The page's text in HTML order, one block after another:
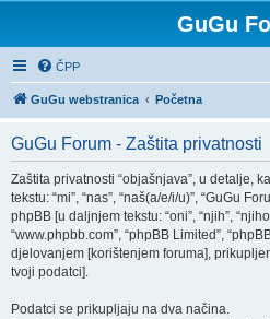
GuGu
ČPP
GuGu webstranica Početna
GuGu Forum - Zaštita privatnosti
Zaštita privatnosti “objašnjava”, u detalje,
tekstu: “mi”, “nas”, “naš(a/e/i/u)”, “GuGu
phpBB [u daljnjem tekstu: “oni”, “njih”,
“www.phpbb.com”, “phpBB Limited”,
djelovanjem [korištenjem foruma],
tvoji podatci].
Podatci se prikupljaju na dva načina.